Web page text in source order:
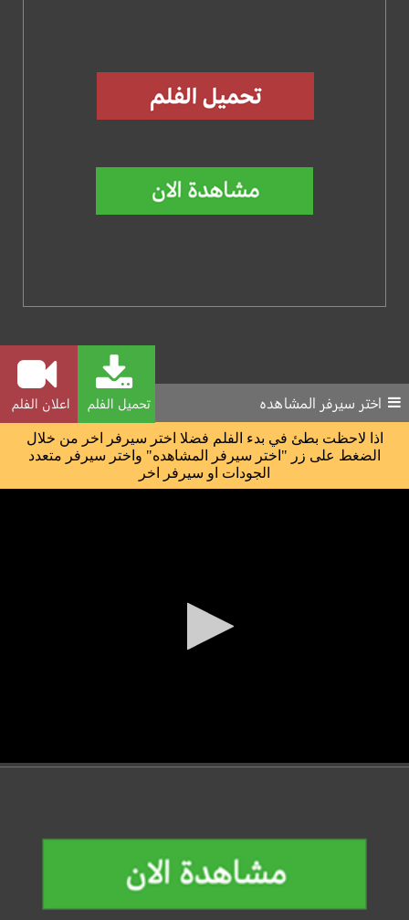
تحميل الفلم اعلان الفلم اختر سيرفر المشاهده
اذا لاحظت بطئ في بدء الفلم فضلا اختر سيرفر اخر من خلال
الضغط على زر "اختر سيرفر المشاهده" واختر سيرفر متعدد
الجودات او سيرفر اخر